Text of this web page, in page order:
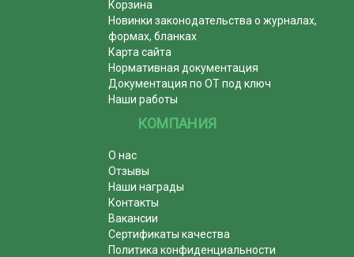
Корзина
Новинки законодательства о журналах,
формах, бланках
Карта сайта
Нормативная документация
Документация по ОТ под ключ
Наши работы
КОМПАНИЯ
О нас
Отзывы
Наши награды
Контакты
Вакансии
Сертификаты качества
Политика конфиденциальности